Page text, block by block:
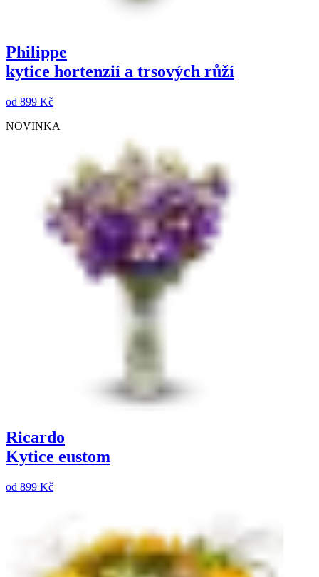
Philippe
kytice hortenzií a trsových růží
od 899 Kč
NOVINKA
Ricardo
Kytice eustom
od 899 Kč